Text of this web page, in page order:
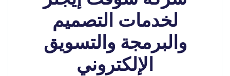
لخدمات التصميم
والبرمجة والتسويق
الإلكتروني